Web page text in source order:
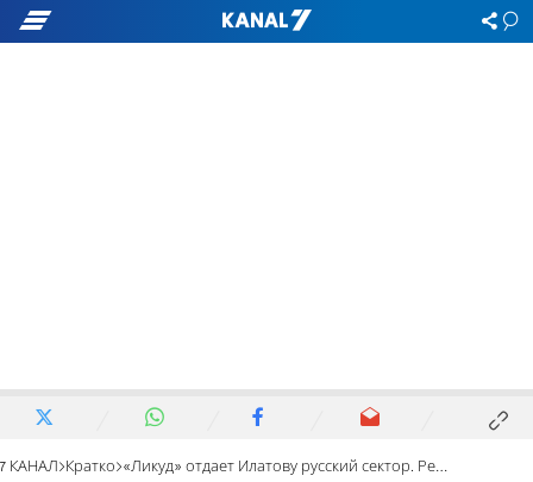
7 КАНАЛ Кратко «Ликуд» отдает Илатову русский сектор. Реакция НДИ